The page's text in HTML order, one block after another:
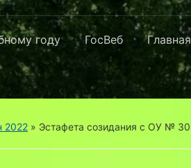
году ГосВеб Главная
2022 » Эстафета созидания с ОУ № 30